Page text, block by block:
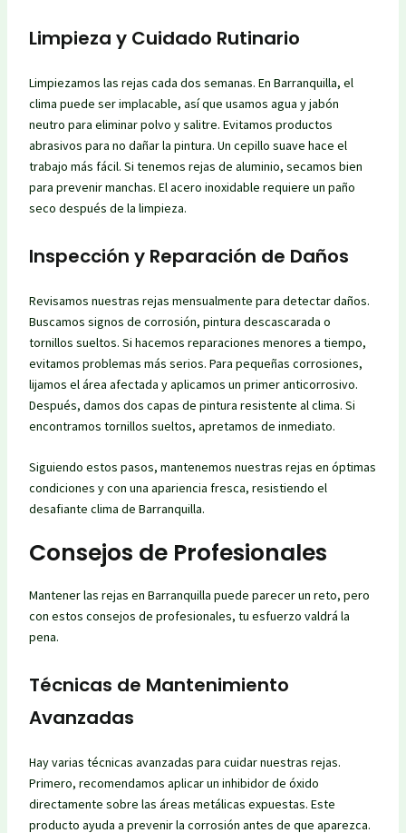
Limpieza y Cuidado Rutinario
Limpiezamos las rejas cada dos semanas. En Barranquilla, el
clima puede ser implacable, así que usamos agua y jabón
neutro para eliminar polvo y salitre. Evitamos productos
abrasivos para no dañar la pintura. Un cepillo suave hace el
trabajo más fácil. Si tenemos rejas de aluminio, secamos bien
para prevenir manchas. El acero inoxidable requiere un paño
seco después de la limpieza.
Inspección y Reparación de Daños
Revisamos nuestras rejas mensualmente para detectar daños.
Buscamos signos de corrosión, pintura descascarada o
tornillos sueltos. Si hacemos reparaciones menores a tiempo,
evitamos problemas más serios. Para pequeñas corrosiones,
lijamos el área afectada y aplicamos un primer anticorrosivo.
Después, damos dos capas de pintura resistente al clima. Si
encontramos tornillos sueltos, apretamos de inmediato.
Siguiendo estos pasos, mantenemos nuestras rejas en óptimas
condiciones y con una apariencia fresca, resistiendo el
desafiante clima de Barranquilla.
Consejos de Profesionales
Mantener las rejas en Barranquilla puede parecer un reto, pero
con estos consejos de profesionales, tu esfuerzo valdrá la
pena.
Técnicas de Mantenimiento
Avanzadas
Hay varias técnicas avanzadas para cuidar nuestras rejas.
Primero, recomendamos aplicar un inhibidor de óxido
directamente sobre las áreas metálicas expuestas. Este
producto ayuda a prevenir la corrosión antes de que aparezca.